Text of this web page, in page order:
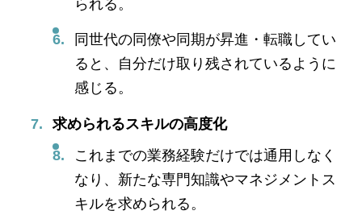
られる。
同世代の同僚や同期が昇進・転職してい
ると、自分だけ取り残されているように
感じる。
求められるスキルの高度化
これまでの業務経験だけでは通用しなく
なり、新たな専門知識やマネジメントス
キルを求められる。